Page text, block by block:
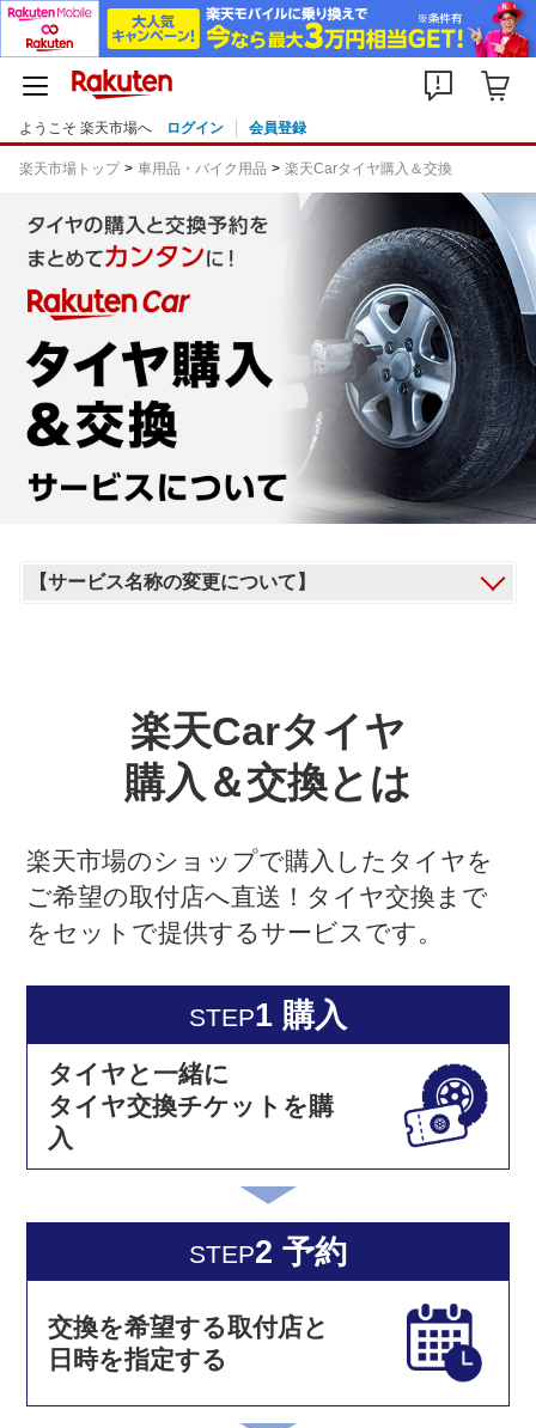
ようこそ 楽天市場へ ログイン 会員登録
楽天市場トップ 車用品・バイク用品 楽天Carタイヤ購入＆交換
【サービス名称の変更について】
楽天Carタイヤ
購入＆交換とは
楽天市場のショップで購入したタイヤを
ご希望の取付店へ直送！タイヤ交換まで
をセットで提供するサービスです。
STEP1 購入
タイヤと一緒に
タイヤ交換チケットを購
入
STEP2 予約
交換を希望する取付店と
日時を指定する